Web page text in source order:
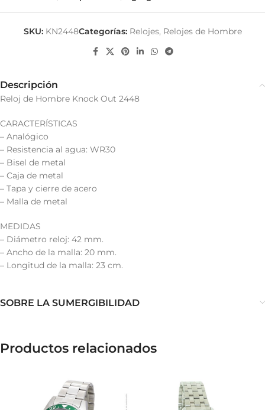
SKU: KN2448Categorías: Relojes, Relojes de Hombre
Descripción
Reloj de Hombre Knock Out 2448
CARACTERÍSTICAS
– Analógico
– Resistencia al agua: WR30
– Bisel de metal
– Caja de metal
– Tapa y cierre de acero
– Malla de metal
MEDIDAS
– Diámetro reloj: 42 mm.
– Ancho de la malla: 20 mm.
– Longitud de la malla: 23 cm.
SOBRE LA SUMERGIBILIDAD
Productos relacionados